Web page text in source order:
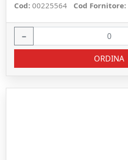
Cod: 00225564 Cod Fornitore:
−
ORDINA